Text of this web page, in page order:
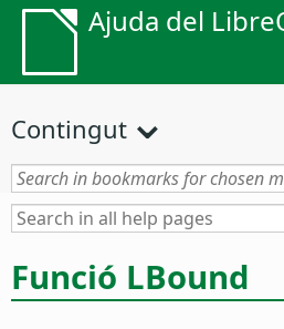
Ajuda del
Contingut
Funció LBound